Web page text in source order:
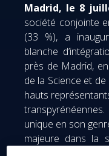
Madrid, le 8
société conjointe
(33 %), a
blanche
près de Madrid,
de la Science et
hauts
unique en son
majeure dans la